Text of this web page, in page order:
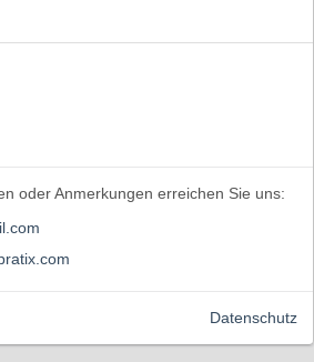
oder Anmerkungen erreichen Sie uns:
Datenschutz